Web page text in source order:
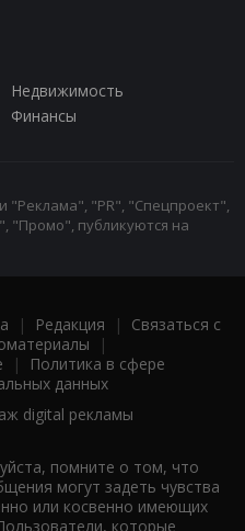
Недвижимость
Финансы
"PR", "Спецпроект",
"Промо", публикуются на
| Редакция | Связаться с
|
|
Политика в сфере
данных
digital рекламы
помните о том, что
могут задеть чувства
или косвенно имеющих
которые